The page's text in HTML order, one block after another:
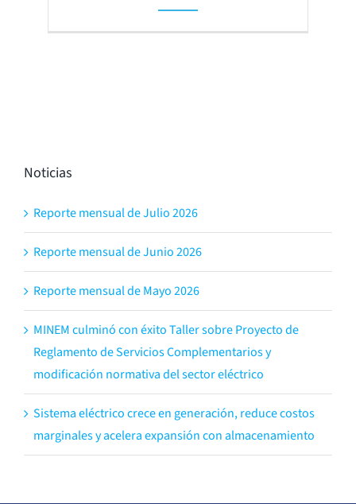
Noticias
Reporte mensual de Julio 2026
Reporte mensual de Junio 2026
Reporte mensual de Mayo 2026
MINEM culminó con éxito Taller sobre Proyecto de
Reglamento de Servicios Complementarios y
modificación normativa del sector eléctrico
Sistema eléctrico crece en generación, reduce costos
marginales y acelera expansión con almacenamiento